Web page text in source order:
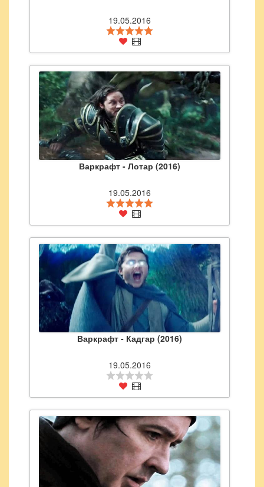
19.05.2016
Варкрафт - Лотар (2016)
19.05.2016
Варкрафт - Кадгар (2016)
19.05.2016